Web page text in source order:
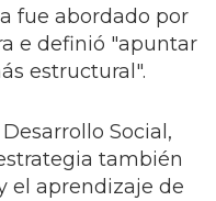
fue abordado por
e definió "apuntar
estructural".
Social,
también
el aprendizaje de